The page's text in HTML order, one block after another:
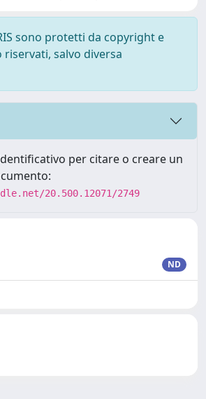
sono protetti da copyright e
salvo diversa
per citare o creare un
20.500.12071/2749
ND